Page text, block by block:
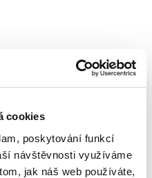
cookies
poskytování funkcí
návštěvnosti využíváme
jak náš web používáte,